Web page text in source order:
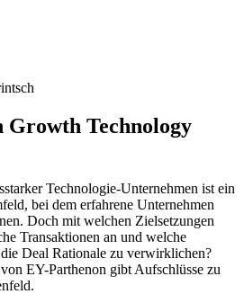
Technology
Technologie-Unternehmen ist ein
bei dem erfahrene Unternehmen
Doch mit welchen Zielsetzungen
Transaktionen an und welche
Deal Rationale zu verwirklichen?
EY-Parthenon gibt Aufschlüsse zu